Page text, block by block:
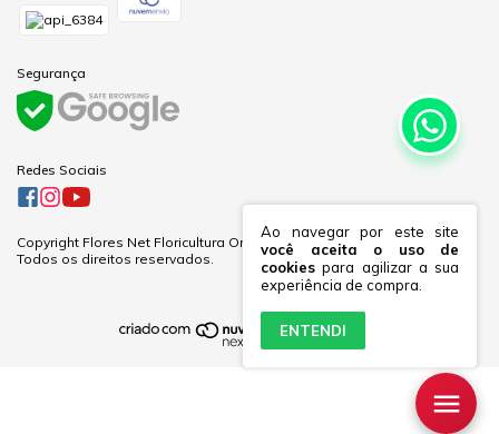
Ao navegar por este site
você aceita o uso de
cookies para agilizar a sua
experiência de compra.
ENTENDI
Segurança
Redes Sociais
Copyright Flores Net Floricultura Online Ltda - 60281691000170 - 2026.
Todos os direitos reservados.